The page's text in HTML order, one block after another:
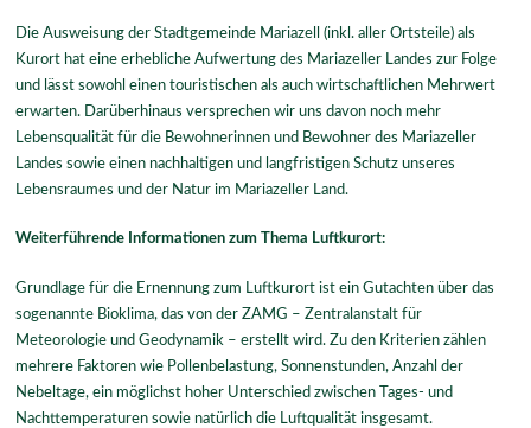
Die Ausweisung der Stadtgemeinde Mariazell (inkl. aller Ortsteile) als
Kurort hat eine erhebliche Aufwertung des Mariazeller Landes zur Folge
und lässt sowohl einen touristischen als auch wirtschaftlichen Mehrwert
erwarten. Darüberhinaus versprechen wir uns davon noch mehr
Lebensqualität für die Bewohnerinnen und Bewohner des Mariazeller
Landes sowie einen nachhaltigen und langfristigen Schutz unseres
Lebensraumes und der Natur im Mariazeller Land.
Weiterführende Informationen zum Thema Luftkurort:
Grundlage für die Ernennung zum Luftkurort ist ein Gutachten über das
sogenannte Bioklima, das von der ZAMG – Zentralanstalt für
Meteorologie und Geodynamik – erstellt wird. Zu den Kriterien zählen
mehrere Faktoren wie Pollenbelastung, Sonnenstunden, Anzahl der
Nebeltage, ein möglichst hoher Unterschied zwischen Tages- und
Nachttemperaturen sowie natürlich die Luftqualität insgesamt.